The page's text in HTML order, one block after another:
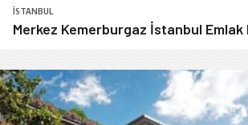
İSTANBUL
Merkez Kemerburgaz İstanbul Emlak